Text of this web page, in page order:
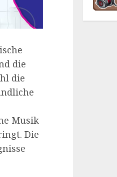
die
die
Musik
Die